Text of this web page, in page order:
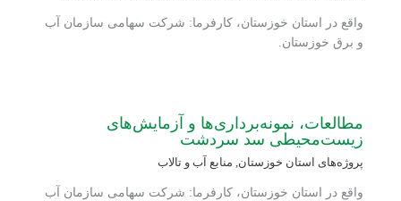
واقع در استان خوزستان، کارفرما: شرکت سهامی سازمان آب
و برق خوزستان.
مطالعات، نمونه‌برداری‌ها و آزمایش‌های
زیست‌محیطی سد سردشت
پروژه‌های استان خوزستان منابع آب و تالاب
واقع در استان خوزستان، کارفرما: شرکت سهامی سازمان آب